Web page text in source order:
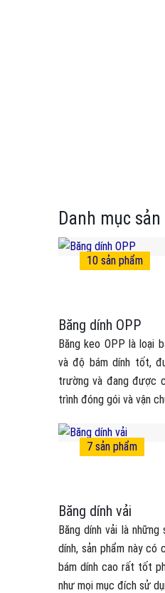
Danh mục
Băng dính OPP
10 sản phẩm
Băng keo OPP là loại
và độ bám dính tốt,
trường và đang được
trình đóng gói và vận
Băng dính vải
7 sản phẩm
Băng dính vải là
dính, sản phẩm này
bám dính cao rất tốt
như mọi mục đích